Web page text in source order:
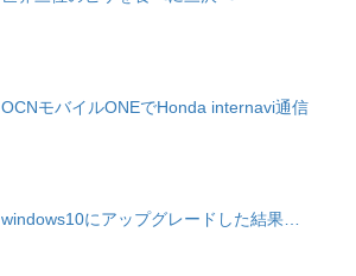
OCNモバイルONEでHonda internavi通信
windows10にアップグレードした結果…